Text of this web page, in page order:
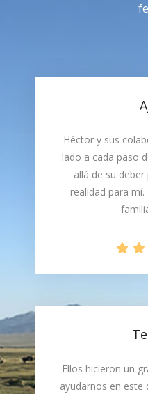
Héctor y sus
lado a cada paso
allá de su
realidad para
Ellos hicieron un
ayudarnos en este